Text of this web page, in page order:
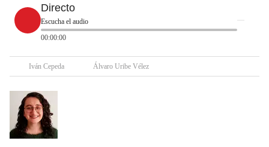
Directo
Escucha el audio
00:00:00
Iván Cepeda Álvaro Uribe Vélez